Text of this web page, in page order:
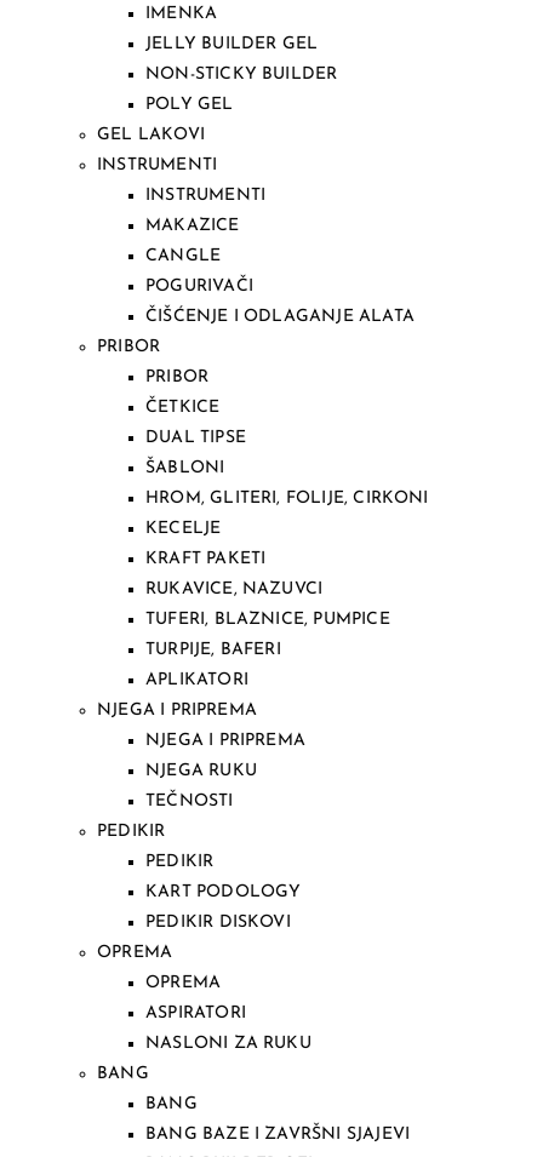
IMENKA
JELLY BUILDER GEL
NON-STICKY BUILDER
POLY GEL
GEL LAKOVI
INSTRUMENTI
INSTRUMENTI
MAKAZICE
CANGLE
POGURIVAČI
ČIŠĆENJE I ODLAGANJE ALATA
PRIBOR
PRIBOR
ČETKICE
DUAL TIPSE
ŠABLONI
HROM, GLITERI, FOLIJE, CIRKONI
KECELJE
KRAFT PAKETI
RUKAVICE, NAZUVCI
TUFERI, BLAZNICE, PUMPICE
TURPIJE, BAFERI
APLIKATORI
NJEGA I PRIPREMA
NJEGA I PRIPREMA
NJEGA RUKU
TEČNOSTI
PEDIKIR
PEDIKIR
KART PODOLOGY
PEDIKIR DISKOVI
OPREMA
OPREMA
ASPIRATORI
NASLONI ZA RUKU
BANG
BANG
BANG BAZE I ZAVRŠNI SJAJEVI